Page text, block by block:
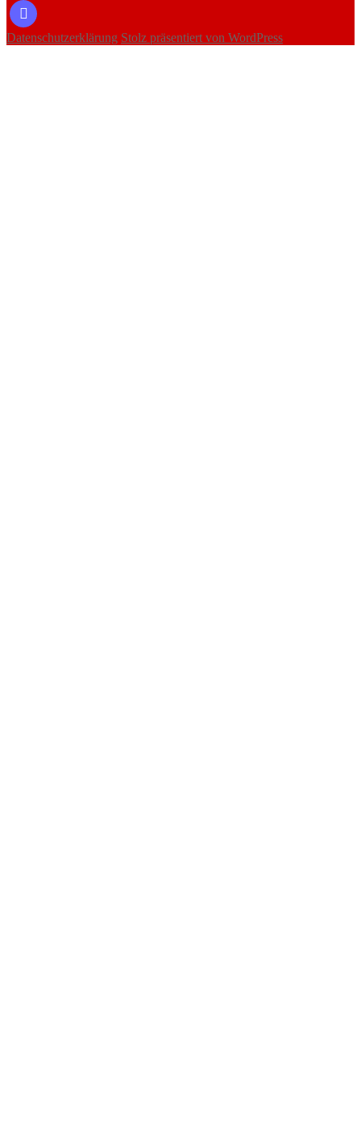
mastodon
Datenschutzerklärung Stolz präsentiert von WordPress